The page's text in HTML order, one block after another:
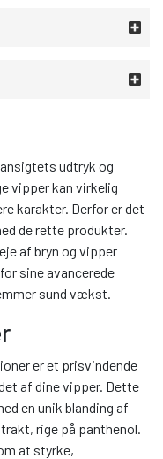
udtryk og
vipper kan virkelig
karakter. Derfor er det
de rette produkter.
af bryn og vipper
sine avancerede
sund vækst.
er et prisvindende
af dine vipper. Dette
en unik blanding af
rige på panthenol.
at styrke,